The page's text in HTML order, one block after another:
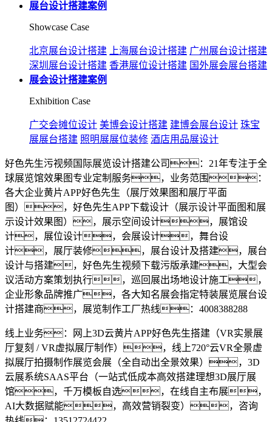
展台设计搭建案例
Showcase Case
北京展台设计搭建 上海展台设计搭建 广州展台设计搭建
深圳展台设计搭建 香港展位设计搭建 国外展会展台搭建
展会设计搭建案例
Exhibition Case
广交会摊位设计 美博会设计搭建 建博会展台设计 珠宝
展展台搭建 照明展展位装修 酒店用品展设计
好色先生污视频国际展览设计搭建公司：21年专注于全
球展览馆效果图专业定制服务，业务范围：
各大企业黄片APP好色先生（展厅效果图和展厅平面
图），好色先生APP下载设计（展示设计平面图和展
示设计效果图），展示空间设计，展馆设
计，展位设计，会展设计，舞台设
计，展厅装修，展台设计及搭建，展台
设计与搭建，好色先生视频下载污版承建，大型会
议活动方案策划执行，巡回展出场地设计施工，
企业形象品牌推广，各大知名展会指定特装展览展台设
计搭建商，展览制作工厂热线：4008388288
线上业务：网上3D云黄片APP好色先生搭建（VR实景展
厅复刻 / VR虚拟展厅制作），线上720°云VR全景虚
拟展厅拍摄制作展览会展（全自动出全景效果），3D
云展系统SAAS平台（一站式低成本高效搭建理想3D展厅展
馆，千万模板自选，在线自主布展，
AI大数据赋能，高效营销裂变），咨询